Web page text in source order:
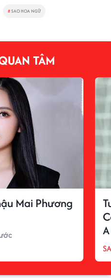
#SAO HOA NGỮ
TÂM
Mai Phương
A